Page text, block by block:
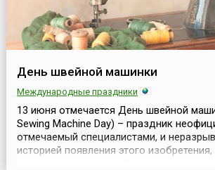
День швейной машинки
Международные праздники
13 июня отмечается День швейной
Sewing Machine Day) – праздник
отмечаемый специалистами, и
историей появления этого